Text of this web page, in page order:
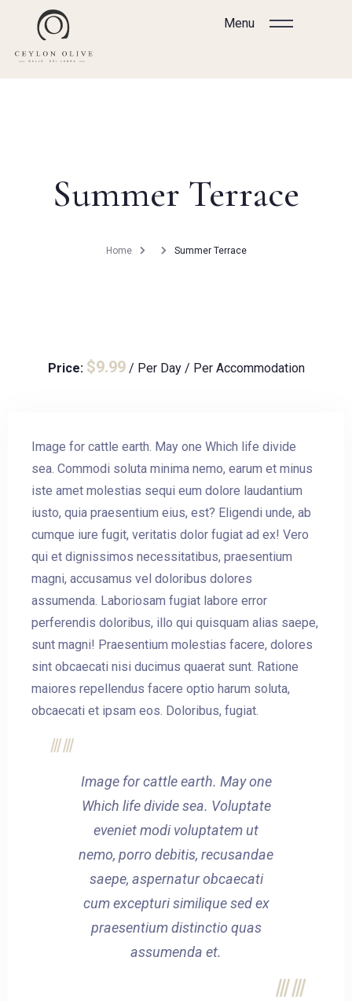
Menu
Accommodation
Summer Terrace
Home Summer Terrace
Price: $9.99/ Per Day / Per Accommodation
Image for cattle earth. May one Which life divide
sea. Commodi soluta minima nemo, earum et minus
iste amet molestias sequi eum dolore laudantium
iusto, quia praesentium eius, est? Eligendi unde, ab
cumque iure fugit, veritatis dolor fugiat ad ex! Vero
qui et dignissimos necessitatibus, praesentium
magni, accusamus vel doloribus dolores
assumenda. Laboriosam fugiat labore error
perferendis doloribus, illo qui quisquam alias saepe,
sunt magni! Praesentium molestias facere, dolores
sint obcaecati nisi ducimus quaerat sunt. Ratione
maiores repellendus facere optio harum soluta,
obcaecati et ipsam eos. Doloribus, fugiat.
Image for cattle earth. May one
Which life divide sea. Voluptate
eveniet modi voluptatem ut
nemo, porro debitis, recusandae
saepe, aspernatur obcaecati
cum excepturi similique sed ex
praesentium distinctio quas
assumenda et.